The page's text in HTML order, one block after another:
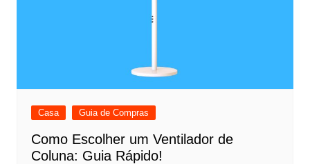
Casa Guia de Compras
Como Escolher um Ventilador de
Coluna: Guia Rápido!